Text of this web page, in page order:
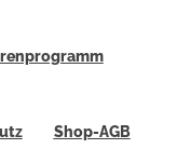
Shop-AGB